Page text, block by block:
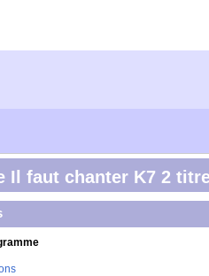
Il faut chanter K7 2